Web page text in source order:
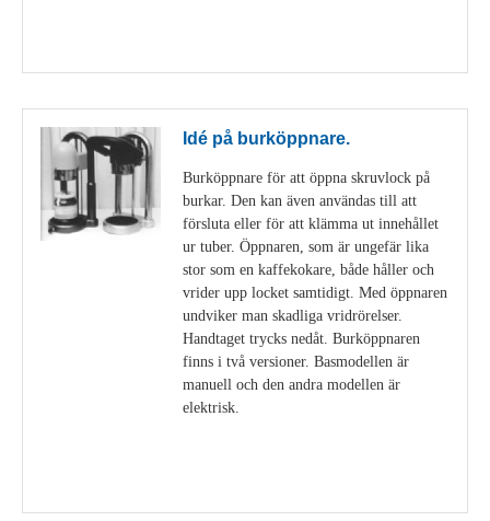
Idé på burköppnare.
Burköppnare för att öppna skruvlock på
burkar. Den kan även användas till att
försluta eller för att klämma ut innehållet
ur tuber. Öppnaren, som är ungefär lika
stor som en kaffekokare, både håller och
vrider upp locket samtidigt. Med öppnaren
undviker man skadliga vridrörelser.
Handtaget trycks nedåt. Burköppnaren
finns i två versioner. Basmodellen är
manuell och den andra modellen är
elektrisk.